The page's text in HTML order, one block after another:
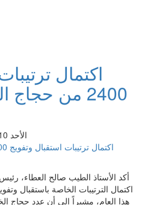
اكتمال
2400 من
الأحد 10 مايو 2026 08:22 مساءً
أكد الأستاذ الطيب صالح العطاء،
اكتمال الترتيبات الخاصة باستقبال